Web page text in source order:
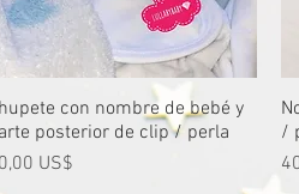
Vista rápida
con nombre de bebé y
posterior de clip / perla
US$
/